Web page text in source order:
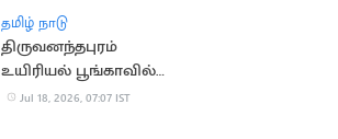
மீட்பு
தமிழ் நாடு
திருவனந்தபுரம்
உயிரியல் பூங்காவில்
நீலகிரி கருங்குரங்கு
Jul 18, 2026, 07:07 IST